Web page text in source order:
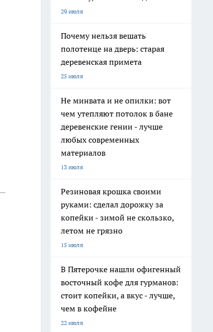
29 июля
Почему нельзя вешать
полотенце на дверь: старая
деревенская примета
25 июля
Не минвата и не опилки: вот
чем утепляют потолок в бане
деревенские гении - лучше
любых современных
материалов
13 июля
Резиновая крошка своими
руками: сделал дорожку за
копейки - зимой не скользко,
летом не грязно
15 июля
В Пятерочке нашли офигенный
восточный кофе для гурманов:
стоит копейки, а вкус - лучше,
чем в кофейне
22 июля